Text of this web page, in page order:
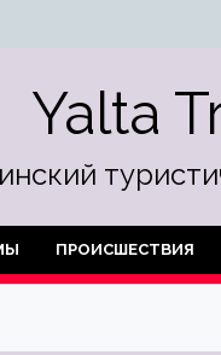
Yalta
ПРОИСШЕСТВИЯ